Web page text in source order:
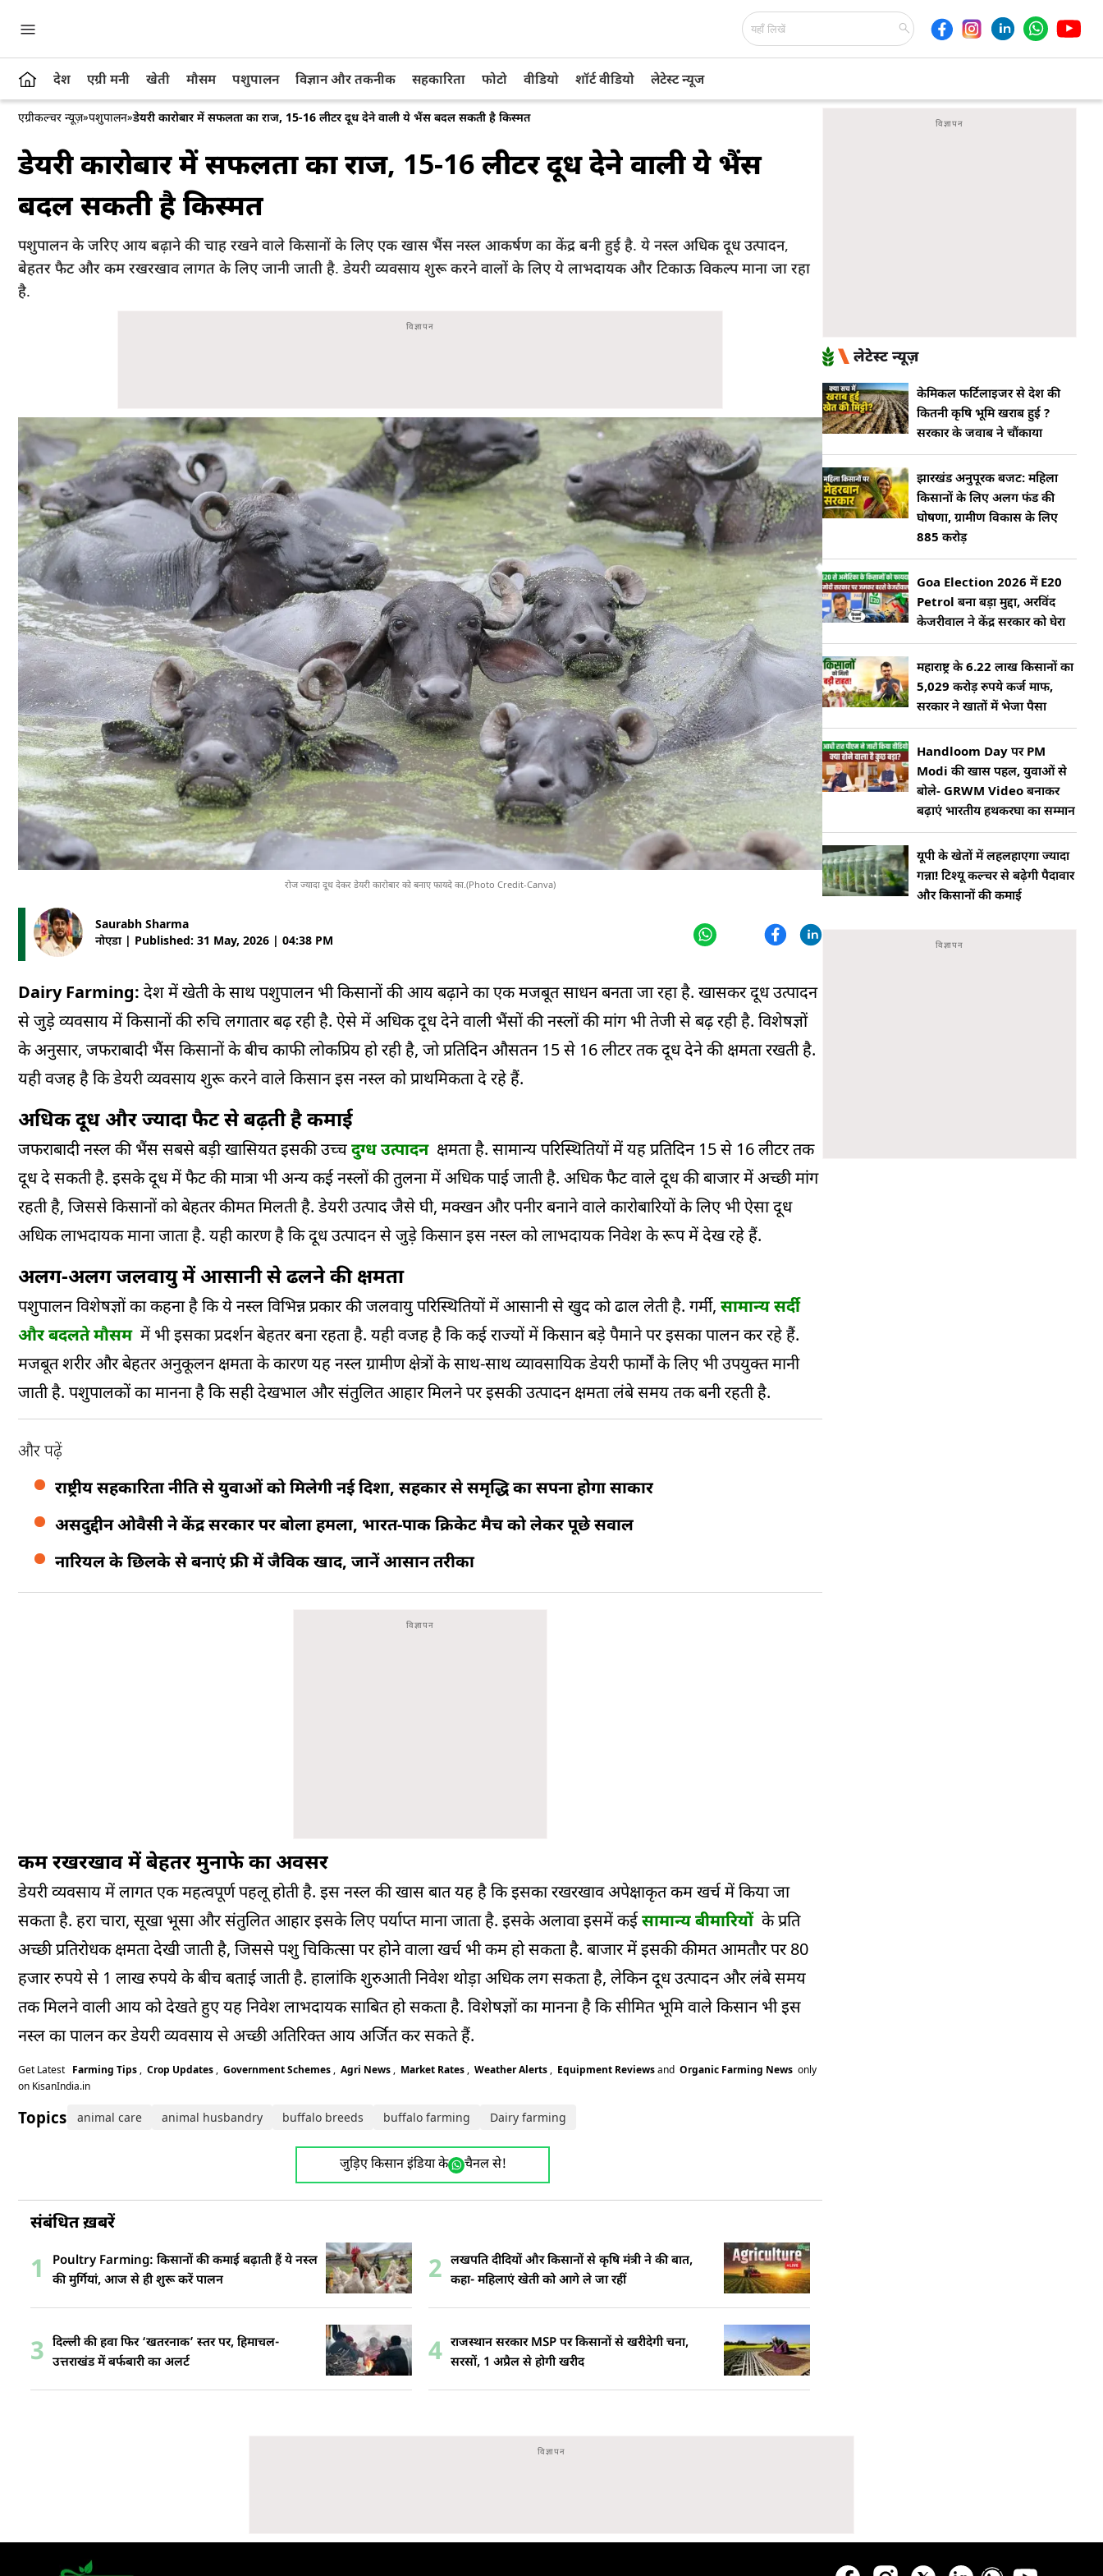
देश एग्री मनी खेती मौसम पशुपालन विज्ञान और तकनीक सहकारिता फोटो वीडियो शॉर्ट वीडियो लेटेस्ट न्यूज
एग्रीकल्चर न्यूज़»पशुपालन»डेयरी कारोबार में सफलता का राज, 15-16 लीटर दूध देने वाली ये भैंस बदल सकती है किस्मत
डेयरी कारोबार में सफलता का राज, 15-16 लीटर दूध देने वाली ये भैंस
बदल सकती है किस्मत
पशुपालन के जरिए आय बढ़ाने की चाह रखने वाले किसानों के लिए एक खास भैंस नस्ल आकर्षण का केंद्र बनी हुई है. ये नस्ल अधिक दूध उत्पादन,
बेहतर फैट और कम रखरखाव लागत के लिए जानी जाती है. डेयरी व्यवसाय शुरू करने वालों के लिए ये लाभदायक और टिकाऊ विकल्प माना जा रहा
है.
रोज ज्यादा दूध देकर डेयरी कारोबार को बनाए फायदे का.(Photo Credit-Canva)
Saurabh Sharma
नोएडा | Published: 31 May, 2026 | 04:38 PM
Dairy Farming: देश में खेती के साथ पशुपालन भी किसानों की आय बढ़ाने का एक मजबूत साधन बनता जा रहा है. खासकर दूध उत्पादन
से जुड़े व्यवसाय में किसानों की रुचि लगातार बढ़ रही है. ऐसे में अधिक दूध देने वाली भैंसों की नस्लों की मांग भी तेजी से बढ़ रही है. विशेषज्ञों
के अनुसार, जफराबादी भैंस किसानों के बीच काफी लोकप्रिय हो रही है, जो प्रतिदिन औसतन 15 से 16 लीटर तक दूध देने की क्षमता रखती है.
यही वजह है कि डेयरी व्यवसाय शुरू करने वाले किसान इस नस्ल को प्राथमिकता दे रहे हैं.
अधिक दूध और ज्यादा फैट से बढ़ती है कमाई
जफराबादी नस्ल की भैंस सबसे बड़ी खासियत इसकी उच्चदुग्ध उत्पादनक्षमता है. सामान्य परिस्थितियों में यह प्रतिदिन 15 से 16 लीटर तक
दूध दे सकती है. इसके दूध में फैट की मात्रा भी अन्य कई नस्लों की तुलना में अधिक पाई जाती है. अधिक फैट वाले दूध की बाजार में अच्छी मांग
रहती है, जिससे किसानों को बेहतर कीमत मिलती है. डेयरी उत्पाद जैसे घी, मक्खन और पनीर बनाने वाले कारोबारियों के लिए भी ऐसा दूध
अधिक लाभदायक माना जाता है. यही कारण है कि दूध उत्पादन से जुड़े किसान इस नस्ल को लाभदायक निवेश के रूप में देख रहे हैं.
अलग-अलग जलवायु में आसानी से ढलने की क्षमता
पशुपालन विशेषज्ञों का कहना है कि ये नस्ल विभिन्न प्रकार की जलवायु परिस्थितियों में आसानी से खुद को ढाल लेती है. गर्मी, सामान्य सर्दी
और बदलते मौसममें भी इसका प्रदर्शन बेहतर बना रहता है. यही वजह है कि कई राज्यों में किसान बड़े पैमाने पर इसका पालन कर रहे हैं.
मजबूत शरीर और बेहतर अनुकूलन क्षमता के कारण यह नस्ल ग्रामीण क्षेत्रों के साथ-साथ व्यावसायिक डेयरी फार्मों के लिए भी उपयुक्त मानी
जाती है. पशुपालकों का मानना है कि सही देखभाल और संतुलित आहार मिलने पर इसकी उत्पादन क्षमता लंबे समय तक बनी रहती है.
और पढ़ें
राष्ट्रीय सहकारिता नीति से युवाओं को मिलेगी नई दिशा, सहकार से समृद्धि का सपना होगा साकार
असदुद्दीन ओवैसी ने केंद्र सरकार पर बोला हमला, भारत-पाक क्रिकेट मैच को लेकर पूछे सवाल
नारियल के छिलके से बनाएं फ्री में जैविक खाद, जानें आसान तरीका
कम रखरखाव में बेहतर मुनाफे का अवसर
डेयरी व्यवसाय में लागत एक महत्वपूर्ण पहलू होती है. इस नस्ल की खास बात यह है कि इसका रखरखाव अपेक्षाकृत कम खर्च में किया जा
सकता है. हरा चारा, सूखा भूसा और संतुलित आहार इसके लिए पर्याप्त माना जाता है. इसके अलावा इसमें कईसामान्य बीमारियोंके प्रति
अच्छी प्रतिरोधक क्षमता देखी जाती है, जिससे पशु चिकित्सा पर होने वाला खर्च भी कम हो सकता है. बाजार में इसकी कीमत आमतौर पर 80
हजार रुपये से 1 लाख रुपये के बीच बताई जाती है. हालांकि शुरुआती निवेश थोड़ा अधिक लग सकता है, लेकिन दूध उत्पादन और लंबे समय
तक मिलने वाली आय को देखते हुए यह निवेश लाभदायक साबित हो सकता है. विशेषज्ञों का मानना है कि सीमित भूमि वाले किसान भी इस
नस्ल का पालन कर डेयरी व्यवसाय से अच्छी अतिरिक्त आय अर्जित कर सकते हैं.
Get Latest Farming Tips , Crop Updates , Government Schemes , Agri News , Market Rates , Weather Alerts , Equipment Reviewsand Organic Farming News only
on KisanIndia.in
Topics: animal care animal husbandry buffalo breeds buffalo farming Dairy farming
जुड़िए किसान इंडिया के चैनल से!
संबंधित ख़बरें
1
Poultry Farming: किसानों की कमाई बढ़ाती हैं ये नस्ल
की मुर्गियां, आज से ही शुरू करें पालन
2 लखपति दीदियों और किसानों से कृषि मंत्री ने की बात,
कहा- महिलाएं खेती को आगे ले जा रहीं
3 दिल्ली की हवा फिर ‘खतरनाक’ स्तर पर, हिमाचल-
उत्तराखंड में बर्फबारी का अलर्ट
4 राजस्थान सरकार MSP पर किसानों से खरीदेगी चना,
सरसों, 1 अप्रैल से होगी खरीद
लेटेस्ट न्यूज़
केमिकल फर्टिलाइजर से देश की
कितनी कृषि भूमि खराब हुई ?
सरकार के जवाब ने चौंकाया
झारखंड अनुपूरक बजट: महिला
किसानों के लिए अलग फंड की
घोषणा, ग्रामीण विकास के लिए
885 करोड़
Goa Election 2026 में E20
Petrol बना बड़ा मुद्दा, अरविंद
केजरीवाल ने केंद्र सरकार को घेरा
महाराष्ट्र के 6.22 लाख किसानों का
5,029 करोड़ रुपये कर्ज माफ,
सरकार ने खातों में भेजा पैसा
Handloom Day पर PM
Modi की खास पहल, युवाओं से
बोले- GRWM Video बनाकर
बढ़ाएं भारतीय हथकरघा का सम्मान
यूपी के खेतों में लहलहाएगा ज्यादा
गन्ना! टिश्यू कल्चर से बढ़ेगी पैदावार
और किसानों की कमाई